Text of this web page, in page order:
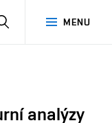
MENU
analýzy